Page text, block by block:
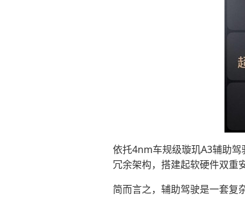
依托4nm车规级璇玑A3辅助
冗余架构，搭建起软硬件双重
简而言之，辅助驾驶是一套复